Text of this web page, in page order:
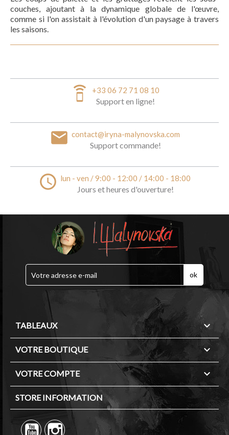
couches, ajoutant à la dynamique globale de l'œuvre,
comme si l'on assistait à l'évolution d'un paysage à travers
les saisons.
speaker_phone +33 06 72 71 08 10
Support en ligne!
email contact@iryna-malynovska.com
Support commande!
access_time lun - ven / 9:00 - 12:00 / 14:00 - 18:00
Jours et heures d'ouverture!
TABLEAUX 
VOTRE BOUTIQUE 
VOTRE COMPTE 
STORE INFORMATION